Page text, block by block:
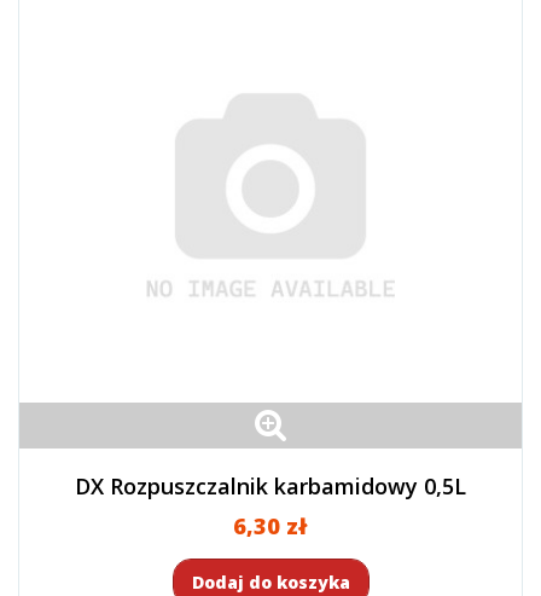
DX Rozpuszczalnik karbamidowy 0,5L
6,30 zł
Dodaj do koszyka